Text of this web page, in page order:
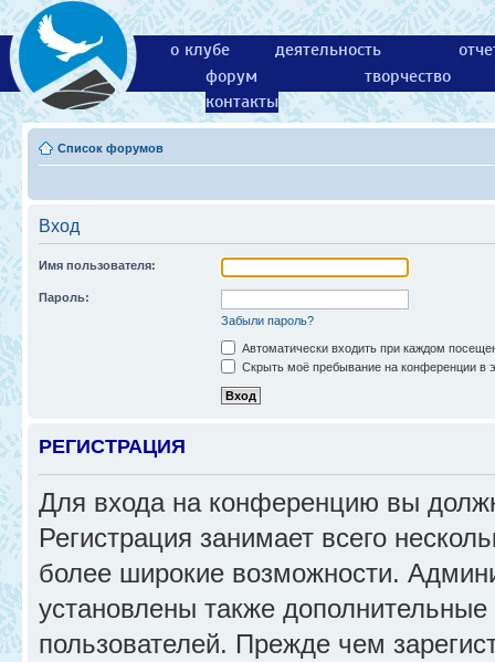
о клубе деятельность
форум
творчество
контакты
Список форумов
Вход
Имя пользователя:
Пароль:
Забыли пароль?
Автоматически входить при каждом
Скрыть моё пребывание на конференции в
РЕГИСТРАЦИЯ
Для входа на конференцию вы
Регистрация занимает всего
более широкие возможности.
установлены также
пользователей. Прежде чем